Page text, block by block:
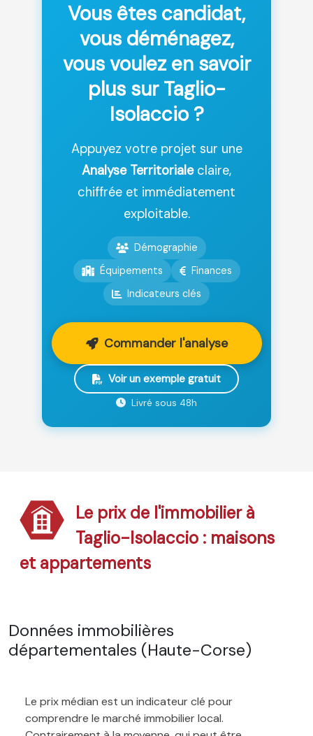
Vous êtes candidat,
vous déménagez,
vous voulez en savoir
plus sur Taglio-
Isolaccio ?
Appuyez votre projet sur une
Analyse Territorialeclaire,
chiffrée et immédiatement
exploitable.
Démographie
Équipements
Finances
Indicateurs clés
Commander l'analyse
Voir un exemple gratuit
Livré sous 48h
Le prix de l'immobilier à
Taglio-Isolaccio : maisons
et appartements
Données immobilières
départementales (Haute-Corse)
Le prix médian est un indicateur clé pour
comprendre le marché immobilier local.